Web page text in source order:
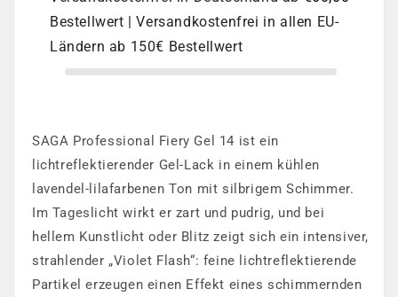
Gel
14
Gel
14
Bestellwert | Versandkostenfrei in allen EU-
Ländern ab 150€ Bestellwert
SAGA Professional Fiery Gel 14 ist ein
lichtreflektierender Gel-Lack in einem kühlen
lavendel-lilafarbenen Ton mit silbrigem Schimmer.
Im Tageslicht wirkt er zart und pudrig, und bei
hellem Kunstlicht oder Blitz zeigt sich ein intensiver,
strahlender „Violet Flash“: feine lichtreflektierende
Partikel erzeugen einen Effekt eines schimmernden